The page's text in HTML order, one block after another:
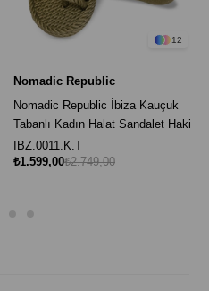
12
Nomadic Republic
Nomadic Republic İbiza Kauçuk
Tabanlı Kadın Halat Sandalet Haki
IBZ.0011.K.T
₺1.599,00₺2.749,00